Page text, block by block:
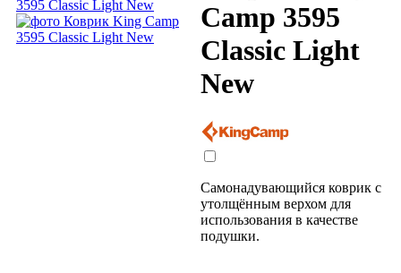
Camp 3595
Classic Light
New
Самонадувающийся коврик с
утолщённым верхом для
использования в качестве
подушки.